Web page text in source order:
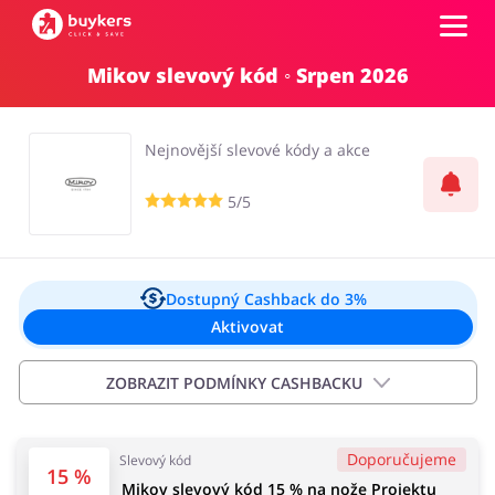
Kategorie
Šperky a hodinky Potraviny
Pro děti Dům, interiér a zahrada
Přihlásit se
Registrovat
Mikov slevový kód ◦ Srpen 2026
Nejnovější slevové kódy a akce
5/5
Dostupný Cashback do 3%
Aktivovat
ZOBRAZIT PODMÍNKY CASHBACKU
Cashback se objeví na vašem účtu od 2 hodin do 72
hodin od data podání objednávky. Nevztahuje se na
15 %
Slevový kód Doporučujeme
Mikov slevový kód 15 % na nože Projektu